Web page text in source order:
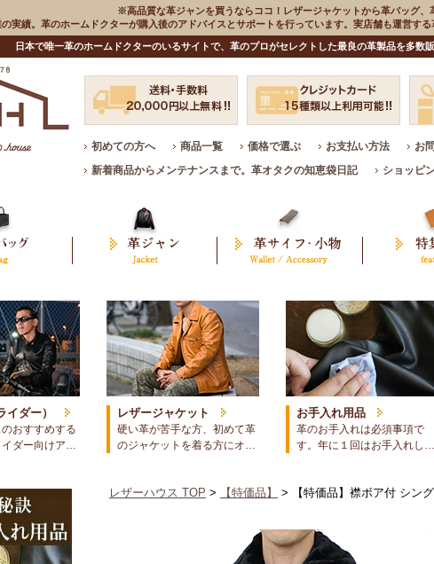
※高品質な革ジャンを買うならココ！レザージャケットから革バッグ、
実績。革のホームドクターが購入後のアドバイスとサポートを行っています。実店舗も運営す
日本で唯一革のホームドクターのいるサイトで、革のプロがセレクトした最良の革製品を多数
初めての方へ 商品一覧 価格で選ぶ お支払い方法 お
新着商品からメンテナンスまで。革オタクの知恵袋日記
ショッピ
イダー）
おすすめする
イダー向けア…
レザージャケット
硬い革が苦手な方、初めて革
のジャケットを着る方にオ…
お手入れ用品
革のお手入れは必須事項で
す。年に１回はお手入れし…
レザーハウス TOP > 【特価品】 > 【特価品】襟ボア付 シン